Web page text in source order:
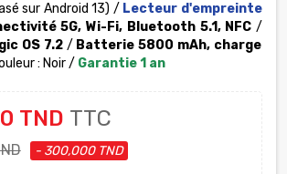
sur Android 13) / Lecteur d'empreinte
5G, Wi-Fi, Bluetooth 5.1, NFC /
OS 7.2/ Batterie 5800 mAh, charge
: Noir / Garantie 1 an
TND TTC
- 300,000 TND